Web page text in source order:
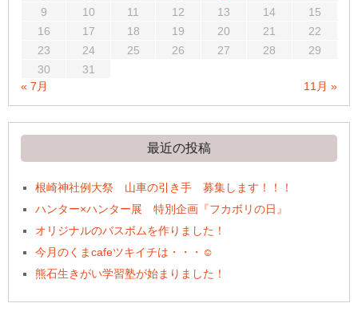
9
10 11 12 13 14
15
16
17 18 19 20 21
22
23
24 25 26 27 28
29
30
31
« 7月
11月 »
最近の投稿
根崎神社例大祭 山車の引き手 募集します！！！
ハンター×ハンター展 特別企画『フカボリの日』
オリジナルのバスボムを作りました！
今月のくまcafeツキイチは・・・☺
熊石生きがい学習塾が始まりました！